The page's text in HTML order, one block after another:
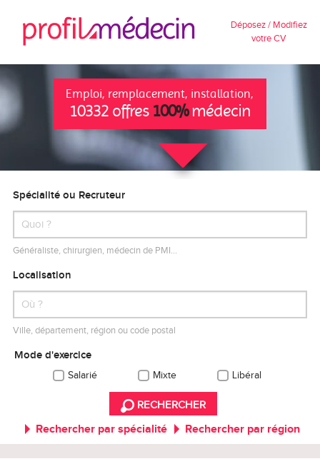
Déposez / Modifiez
votre CV
Emploi, remplacement, installation,
10332 offres 100%médecin
Spécialité ou Recruteur
Généraliste, chirurgien, médecin de PMI…
Localisation
Ville, département, région ou code postal
Mode d'exercice
Salarié Mixte Libéral
RECHERCHER
Rechercher par spécialité Rechercher par région